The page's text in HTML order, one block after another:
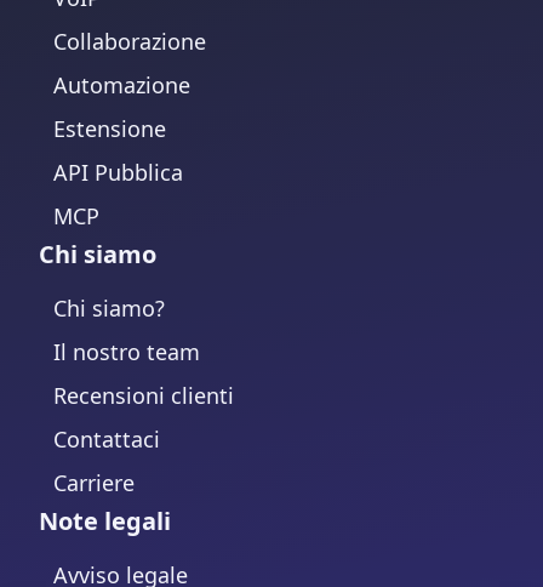
Collaborazione
Automazione
Estensione
API Pubblica
MCP
Chi siamo
Chi siamo?
Il nostro team
Recensioni clienti
Contattaci
Carriere
Note legali
Avviso legale